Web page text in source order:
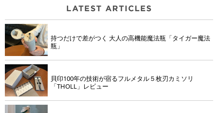
持つだけで差がつく 大人の高機能魔法瓶「タイガー魔法
瓶」
貝印100年の技術が宿るフルメタル５枚刃カミソリ
「THOLL」レビュー